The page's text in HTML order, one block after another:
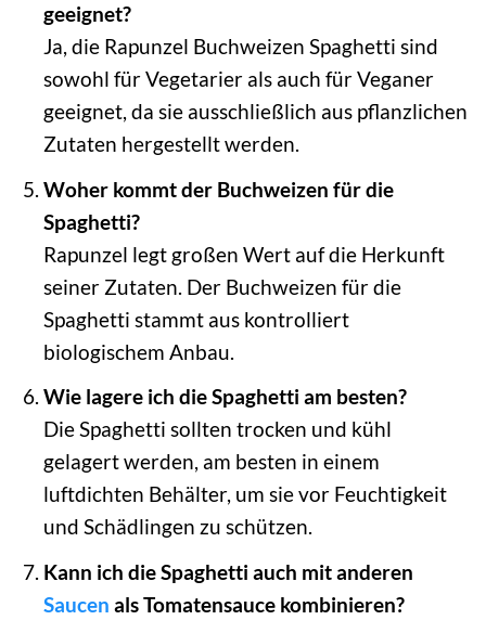
geeignet?
Ja, die Rapunzel Buchweizen Spaghetti sind
sowohl für Vegetarier als auch für Veganer
geeignet, da sie ausschließlich aus pflanzlichen
Zutaten hergestellt werden.
Woher kommt der Buchweizen für die
Spaghetti?
Rapunzel legt großen Wert auf die Herkunft
seiner Zutaten. Der Buchweizen für die
Spaghetti stammt aus kontrolliert
biologischem Anbau.
Wie lagere ich die Spaghetti am besten?
Die Spaghetti sollten trocken und kühl
gelagert werden, am besten in einem
luftdichten Behälter, um sie vor Feuchtigkeit
und Schädlingen zu schützen.
Kann ich die Spaghetti auch mit anderen
Saucen als Tomatensauce kombinieren?